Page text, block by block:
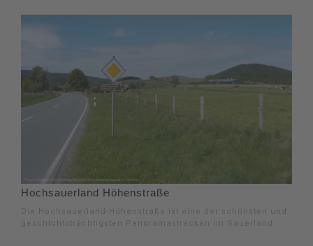
Hochsauerland Höhenstraße
Die Hochsauerland-Höhenstraße ist eine der schönsten und
geschichtsträchtigsten Panoramastrecken im Sauerland.